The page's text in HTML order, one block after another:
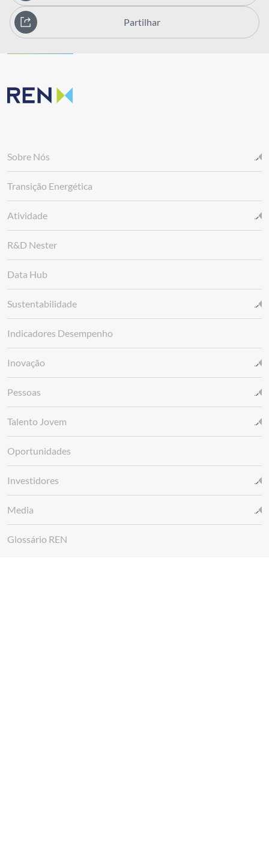
Partilhar
Sobre Nós
Transição Energética
Atividade
R&D Nester
Data Hub
Sustentabilidade
Indicadores Desempenho
Inovação
Pessoas
Talento Jovem
Oportunidades
Investidores
Media
Glossário REN